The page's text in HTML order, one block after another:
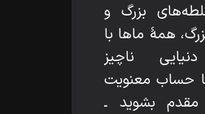
بزرگ و
همۀ ماها با
ناچيز
حساب معنويت
بشويد ـ